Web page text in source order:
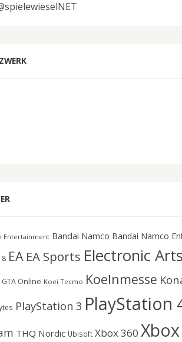
Entertainment Bandai Namco Bandai Namco
EA EA Sports Electronic
GTA Online Koei Tecmo Koelnmesse
PlayStation 3 PlayStation
THQ Nordic Ubisoft Xbox 360